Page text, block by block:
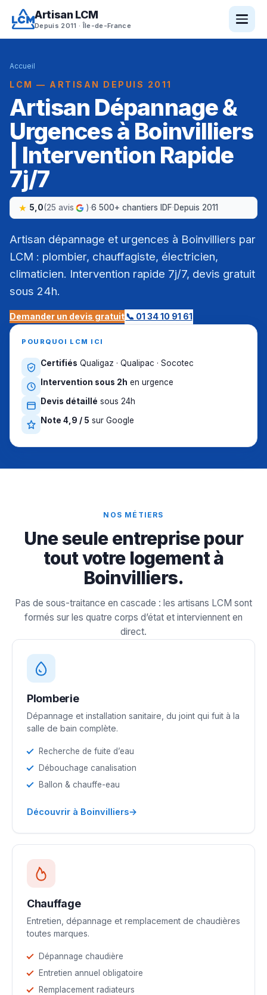
Artisan LCM
Depuis 2011 · Île-de-France
Accueil
LCM — ARTISAN DEPUIS 2011
Artisan Dépannage &
Urgences à Boinvilliers
| Intervention Rapide
7j/7
5,0(25 avis )·6 500+ chantiers IDF·Depuis 2011
Artisan dépannage et urgences à Boinvilliers par
LCM : plombier, chauffagiste, électricien,
climaticien. Intervention rapide 7j/7, devis gratuit
sous 24h.
Demander un devis gratuit📞 01 34 10 91 61
POURQUOI LCM ICI
Certifiés Qualigaz · Qualipac · Socotec
Intervention sous 2h en urgence
Devis détaillé sous 24h
Note 4,9 / 5 sur Google
NOS MÉTIERS
Une seule entreprise pour
tout votre logement à
Boinvilliers.
Pas de sous-traitance en cascade : les artisans LCM sont
formés sur les quatre corps d’état et interviennent en
direct.
Plomberie
Dépannage et installation sanitaire, du joint qui fuit à la
salle de bain complète.
Recherche de fuite d’eau
Débouchage canalisation
Ballon & chauffe-eau
Découvrir à Boinvilliers→
Chauffage
Entretien, dépannage et remplacement de chaudières
toutes marques.
Dépannage chaudière
Entretien annuel obligatoire
Remplacement radiateurs